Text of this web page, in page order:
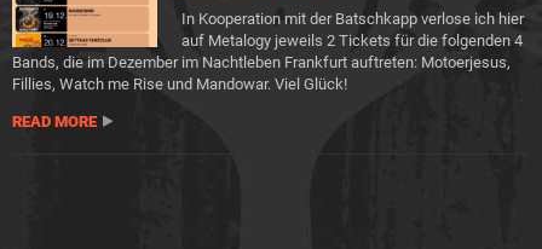
In Kooperation mit der Batschkapp verlose ich hier
auf Metalogy jeweils 2 Tickets für die folgenden 4
Bands, die im Dezember im Nachtleben Frankfurt auftreten: Motoerjesus,
Fillies, Watch me Rise und Mandowar. Viel Glück!
READ MORE